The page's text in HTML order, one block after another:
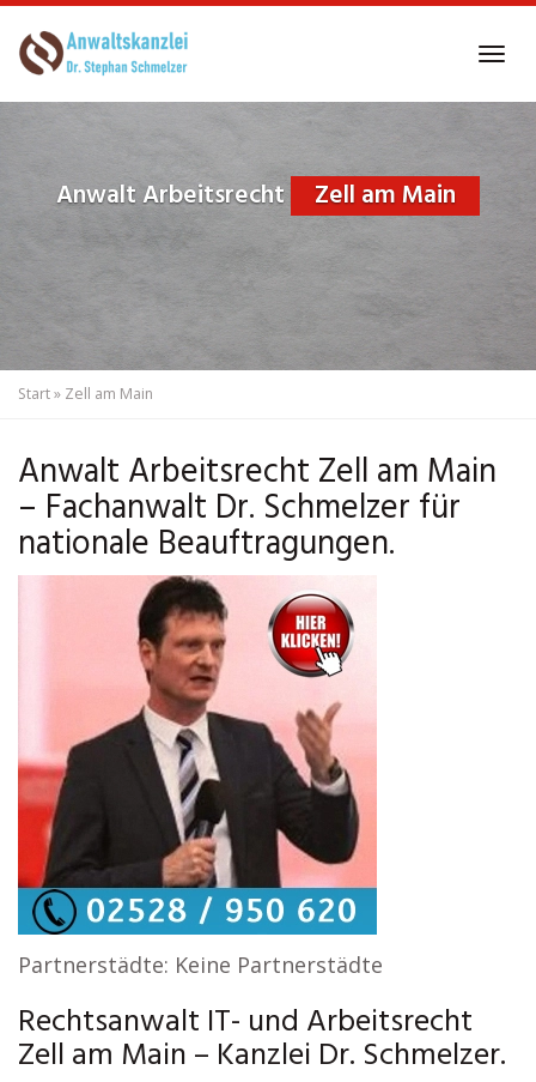
to
Anwalt Arbeitsrecht Zell am Main
Start» Zell am Main
Anwalt Arbeitsrecht Zell am Main
– Fachanwalt Dr. Schmelzer für
nationale Beauftragungen.
Partnerstädte: Keine Partnerstädte
Rechtsanwalt IT- und Arbeitsrecht
Zell am Main – Kanzlei Dr. Schmelzer.